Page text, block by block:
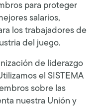
para proteger
salarios,
los trabajadores de
del juego.
de liderazgo
el SISTEMA
sobre las
nuestra Unión y